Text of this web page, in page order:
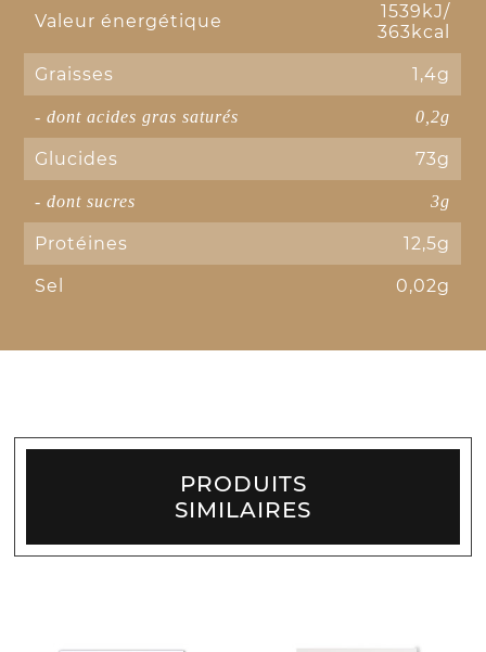
Valeur énergétique
1539kJ/
363kcal
Graisses 1,4g
- dont acides gras saturés 0,2g
Glucides 73g
- dont sucres 3g
Protéines 12,5g
Sel 0,02g
PRODUITS
SIMILAIRES